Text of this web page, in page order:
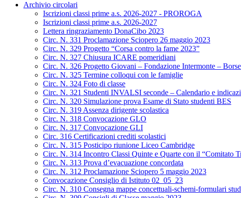
Archivio circolari
Iscrizioni classi prime a.s. 2026-2027 - PROROGA
Iscrizioni classi prime a.s. 2026-2027
Lettera ringraziamento DonaCibo 2023
Circ. N. 331 Proclamazione Sciopero 26 maggio 2023
Circ. N. 329 Progetto “Corsa contro la fame 2023”
Circ. N. 327 Chiusura ICARE pomeridiani
Circ. N. 326 Progetto Giovani – Fondazione Intermonte –
Circ. N. 325 Termine colloqui con le famiglie
Circ. N. 324 Foto di classe
Circ. N. 321 Studenti INVALSI seconde – Calendario e
Circ. N. 320 Simulazione prova Esame di Stato studenti BES
Circ. N. 319 Assenza dirigente scolastica
Circ. N. 318 Convocazione GLO
Circ. N. 317 Convocazione GLI
Circ. 316 Certificazioni crediti scolastici
Circ. N. 315 Posticipo riunione Liceo Cambridge
Circ. N. 314 Incontro Classi Quinte e Quarte con il “Comitato
Circ. N. 313 Prova d’evacuazione concordata
Circ. N. 312 Proclamazione Sciopero 5 maggio 2023
Convocazione Consiglio di Istituto 02_05_23
Circ. N. 310 Consegna mappe concettuali-schemi-formulari